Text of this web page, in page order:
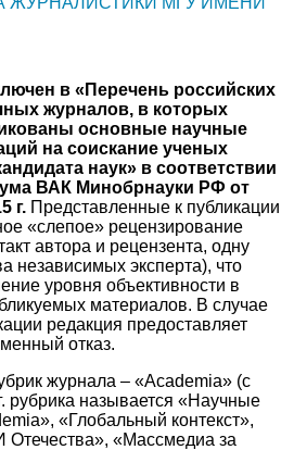
в «Перечень российских
журналов, в которых
основные научные
на соискание ученых
наук» в соответствии
ВАК Минобрнауки РФ от
г. Представленные к публикации
«слепое» рецензирование
автора и рецензента, одну
независимых эксперта), что
уровня объективности в
материалов. В случае
редакция предоставляет
отказ.
журнала – «Academia» (с
рубрика называется «Научные
«Глобальный контекст»,
«Массмедиа за